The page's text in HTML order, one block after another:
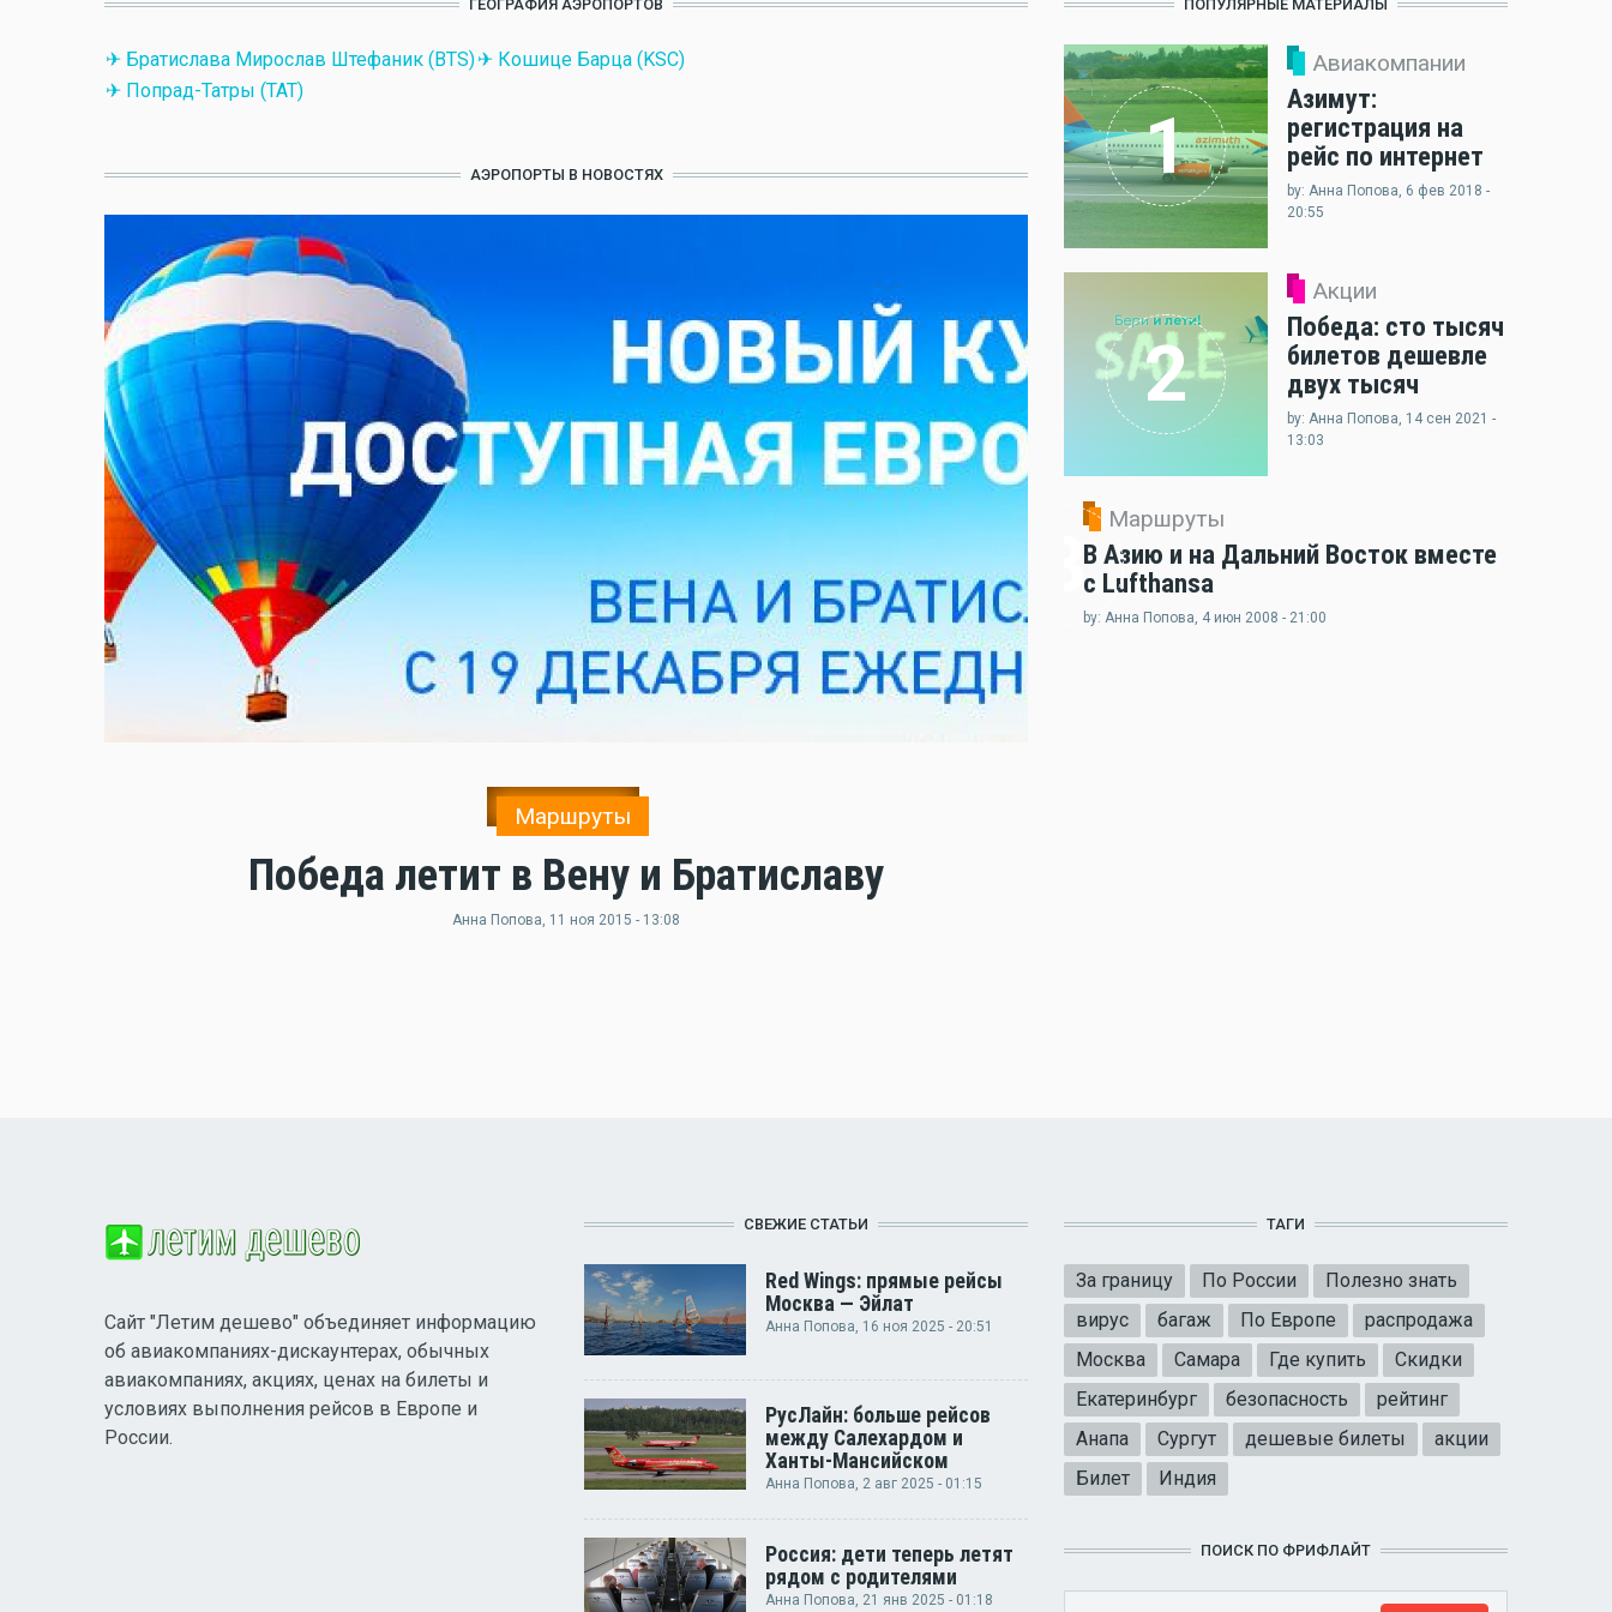
ГЕОГРАФИЯ АЭРОПОРТОВ
✈ Братислава Мирослав Штефаник (BTS)✈ Кошице Барца (KSC)
✈ Попрад-Татры (TAT)
АЭРОПОРТЫ В НОВОСТЯХ
Маршруты
Победа летит в Вену и Братиславу
Анна Попова , 11 ноя 2015 - 13:08
ПОПУЛЯРНЫЕ МАТЕРИАЛЫ
1
Авиакомпании
Азимут:
регистрация на
рейс по интернет
by: Анна Попова, 6 фев 2018 -
20:55
2
Акции
Победа: сто тысяч
билетов дешевле
двух тысяч
by: Анна Попова, 14 сен 2021 -
13:03
3
Маршруты
В Азию и на Дальний Восток вместе
с Lufthansa
by: Анна Попова, 4 июн 2008 - 21:00
Сайт "Летим дешево" объединяет информацию
об авиакомпаниях-дискаунтерах, обычных
авиакомпаниях, акциях, ценах на билеты и
условиях выполнения рейсов в Европе и
России.
СВЕЖИЕ СТАТЬИ
Red Wings: прямые рейсы
Москва — Эйлат
Анна Попова, 16 ноя 2025 - 20:51
РусЛайн: больше рейсов
между Салехардом и
Ханты-Мансийском
Анна Попова, 2 авг 2025 - 01:15
Россия: дети теперь летят
рядом с родителями
Анна Попова, 21 янв 2025 - 01:18
ТАГИ
За границу По России
Полезно знать
вирус
багаж По Европе
распродажа
Москва
Самара Где купить
Скидки
Екатеринбург
безопасность
рейтинг
Анапа
Сургут дешевые билеты
акции
Билет
Индия
ПОИСК ПО ФРИФЛАЙТ